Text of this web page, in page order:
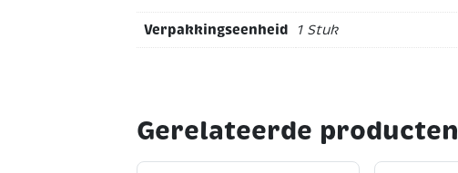
Verpakkingseenheid 1 Stuk
Gerelateerde producten